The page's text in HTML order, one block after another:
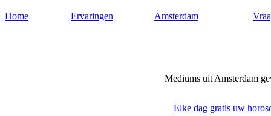
Home Ervaringen Amsterdam
Mediums uit Amsterdam
Elke dag gratis uw